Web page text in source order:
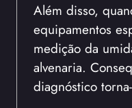
Além disso,
equipamentos
medição da
alvenaria.
diagnóstico